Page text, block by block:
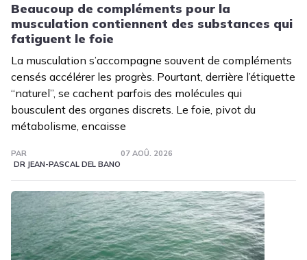
Beaucoup de compléments pour la
musculation contiennent des substances qui
fatiguent le foie
La musculation s’accompagne souvent de compléments
censés accélérer les progrès. Pourtant, derrière l’étiquette
“naturel”, se cachent parfois des molécules qui
bousculent des organes discrets. Le foie, pivot du
métabolisme, encaisse
PAR
DR JEAN-PASCAL DEL BANO
07 AOÛ. 2026